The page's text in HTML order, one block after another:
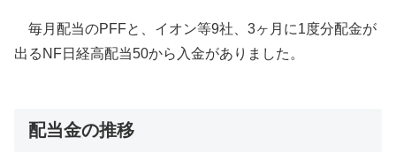
毎月配当のPFFと、イオン等9社、3ヶ月に1度分配金が
出るNF日経高配当50から入金がありました。
配当金の推移